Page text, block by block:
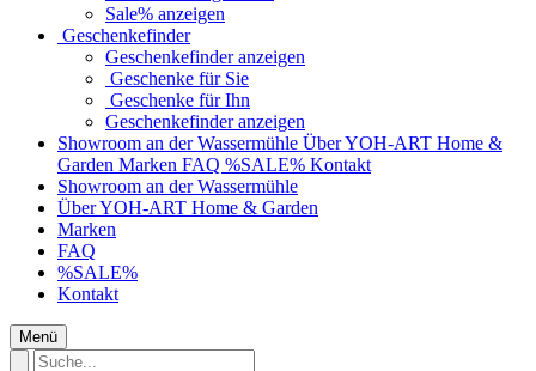
Sale% anzeigen
Geschenkefinder
Geschenkefinder anzeigen
Geschenke für Sie
Geschenke für Ihn
Geschenkefinder anzeigen
Showroom an der Wassermühle Über YOH-ART Home &
Garden Marken FAQ %SALE% Kontakt
Showroom an der Wassermühle
Über YOH-ART Home & Garden
Marken
FAQ
%SALE%
Kontakt
Menü